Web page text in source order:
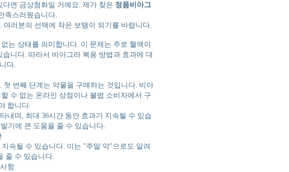
면 금상첨화일 거예요. 제가 찾은 정품비아그
족스러웠습니다.
여러분의 선택에 작은 보탬이 되기를 바랍니다.
는 상태를 의미합니다. 이 문제는 주로 혈액이
니다. 따라서 비아그라 복용 방법과 효과에 대
다.
번째 단계는 약물을 구매하는 것입니다. 비아
수 없는 온라인 상점이나 불법 소비자에서 구
합니다.
내며, 최대 36시간 동안 효과가 지속될 수 있습
기에 큰 도움을 줄 수 있습니다.
속될 수 있습니다. 이는 "주말 약"으로도 알려
줄 수 있습니다.
항